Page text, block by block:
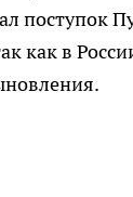
поступок
как в